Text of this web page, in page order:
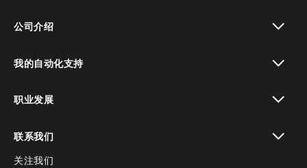
公司介绍
我的自动化支持
职业发展
联系我们
toggle view
关注我们